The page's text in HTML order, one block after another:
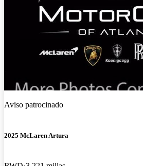
Aviso patrocinado
2025 McLaren Artura